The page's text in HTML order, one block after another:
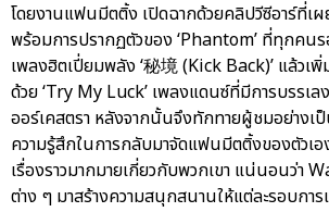
โดยงานแฟนมีตติ้ง เปิดฉากด้วยคลิปวีซีอาร์ที่เ
พร้อมการปรากฏตัวของ ‘Phantom’ ที่ทุกคน
เพลงฮิตเปี่ยมพลัง ‘秘境 (Kick Back)’ แล้วเ
ด้วย ‘Try My Luck’ เพลงแดนซ์ที่มีการบรรเ
ออร์เคสตรา หลังจากนั้นจึงทักทายผู้ชมอย่างเ
ความรู้สึกในการกลับมาจัดแฟนมีตติ้งของตัวเ
เรื่องราวมากมายเกี่ยวกับพวกเขา แน่นอนว่า
ต่าง ๆ มาสร้างความสนุกสนานให้แต่ละรอบก